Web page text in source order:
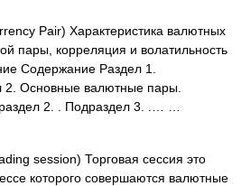
Pair) Характеристика валютных
пары, корреляция и волатильность
Содержание Раздел 1.
2. Основные валютные пары.
2. . Подраздел 3. .… …
session) Торговая сессия это
которого совершаются валютные